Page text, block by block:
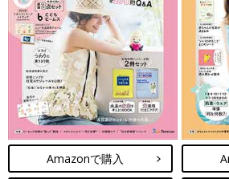
に順応できる」といわれてきましたが、
今、子どものストレスケアも必要になっ
うか。
半谷 そのとおりです。子どもは大人の
る方法を持っていませんから、保護者が
す。幼児はストレスを言語化できないの
げてください。「〇〇がいやだったのか
いることを言葉にしてあげると、心の中
気持ちが安定しやすくなります。
Amazonで購入